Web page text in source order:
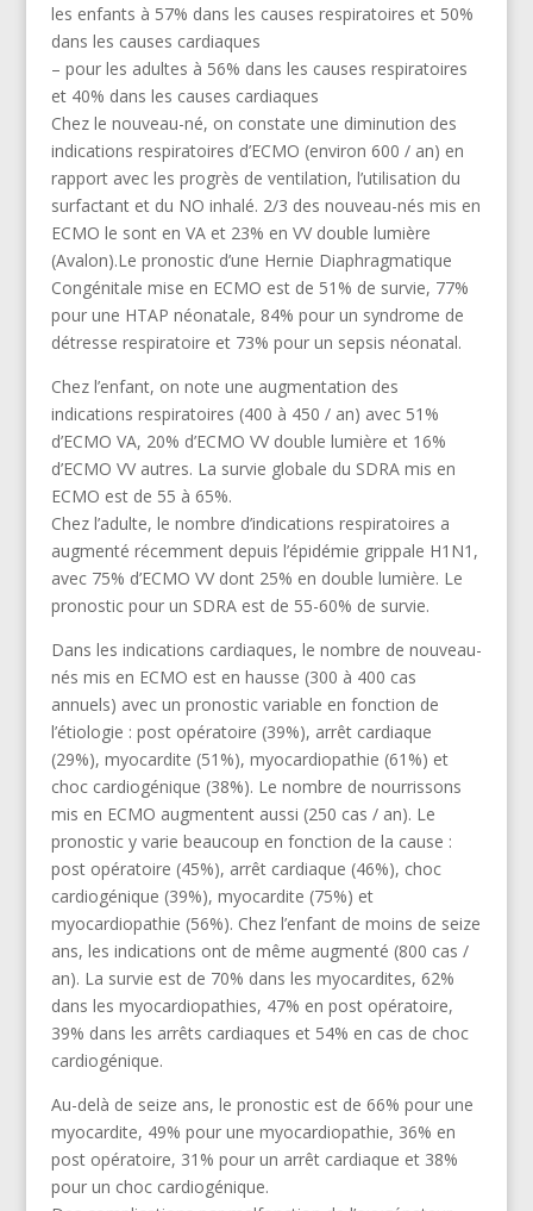
les enfants à 57% dans les causes respiratoires et 50%
dans les causes cardiaques
– pour les adultes à 56% dans les causes respiratoires
et 40% dans les causes cardiaques
Chez le nouveau-né, on constate une diminution des
indications respiratoires d’ECMO (environ 600 / an) en
rapport avec les progrès de ventilation, l’utilisation du
surfactant et du NO inhalé. 2/3 des nouveau-nés mis en
ECMO le sont en VA et 23% en VV double lumière
(Avalon).Le pronostic d’une Hernie Diaphragmatique
Congénitale mise en ECMO est de 51% de survie, 77%
pour une HTAP néonatale, 84% pour un syndrome de
détresse respiratoire et 73% pour un sepsis néonatal.
Chez l’enfant, on note une augmentation des
indications respiratoires (400 à 450 / an) avec 51%
d’ECMO VA, 20% d’ECMO VV double lumière et 16%
d’ECMO VV autres. La survie globale du SDRA mis en
ECMO est de 55 à 65%.
Chez l’adulte, le nombre d’indications respiratoires a
augmenté récemment depuis l’épidémie grippale H1N1,
avec 75% d’ECMO VV dont 25% en double lumière. Le
pronostic pour un SDRA est de 55-60% de survie.
Dans les indications cardiaques, le nombre de nouveau-
nés mis en ECMO est en hausse (300 à 400 cas
annuels) avec un pronostic variable en fonction de
l’étiologie : post opératoire (39%), arrêt cardiaque
(29%), myocardite (51%), myocardiopathie (61%) et
choc cardiogénique (38%). Le nombre de nourrissons
mis en ECMO augmentent aussi (250 cas / an). Le
pronostic y varie beaucoup en fonction de la cause :
post opératoire (45%), arrêt cardiaque (46%), choc
cardiogénique (39%), myocardite (75%) et
myocardiopathie (56%). Chez l’enfant de moins de seize
ans, les indications ont de même augmenté (800 cas /
an). La survie est de 70% dans les myocardites, 62%
dans les myocardiopathies, 47% en post opératoire,
39% dans les arrêts cardiaques et 54% en cas de choc
cardiogénique.
Au-delà de seize ans, le pronostic est de 66% pour une
myocardite, 49% pour une myocardiopathie, 36% en
post opératoire, 31% pour un arrêt cardiaque et 38%
pour un choc cardiogénique.